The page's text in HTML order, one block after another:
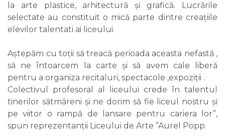
la arte plastice, arhitectură și grafică. Lucrările
selectate au constituit o mică parte dintre creațiile
elevilor talentati ai liceului.
Aștepăm cu toții să treacă perioada aceasta nefastă ,
să ne întoarcem la carte și să avem cale liberă
pentru a organiza recitaluri, spectacole ,expoziții .
Colectivul profesoral al liceului crede în talentul
tinerilor sătmăreni și ne dorim să fie liceul nostru și
pe viitor o rampă de lansare pentru cariera lor”,
spun reprezentanții Liceului de Arte ”Aurel Popp.